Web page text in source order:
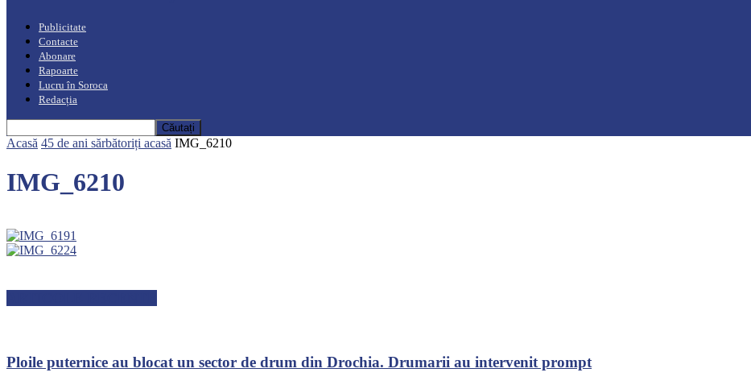
Publicitate
Contacte
Abonare
Rapoarte
Lucru în Soroca
Redacția
Acasă 45 de ani sărbătoriți acasă IMG_6210
IMG_6210
Ploile puternice au blocat un sector de drum din Drochia. Drumarii au intervenit prompt